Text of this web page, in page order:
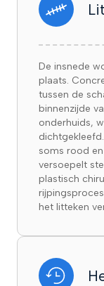
De insnede
plaats.
tussen de
binnenzijde
onderhuids,
soms rood
versoepelt
plastisch
het litteken